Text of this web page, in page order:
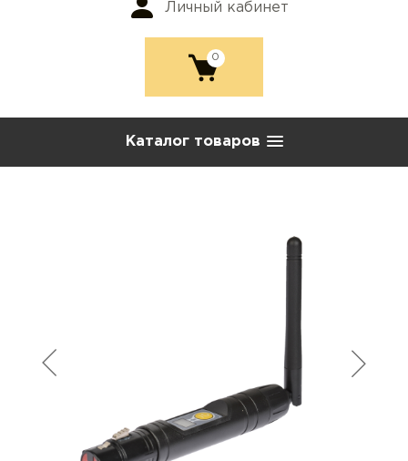
Личный кабинет
0
Каталог товаров